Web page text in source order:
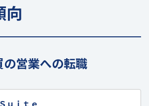
向
営業への転職
ｕｉｔｅ